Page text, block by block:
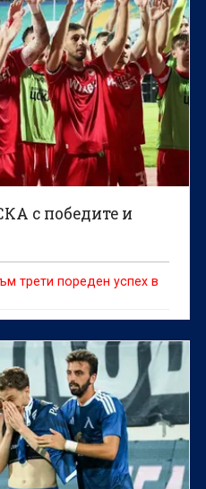
с победите и
трети пореден успех в